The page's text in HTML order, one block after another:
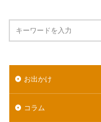
お出かけ
コラム